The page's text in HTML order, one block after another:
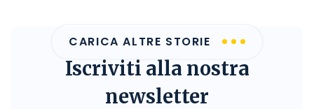
CARICA ALTRE STORIE
Iscriviti alla nostra
newsletter